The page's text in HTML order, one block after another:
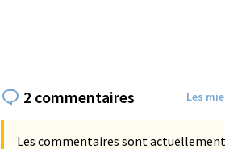
2 commentaires Les
Les commentaires sont actuellement